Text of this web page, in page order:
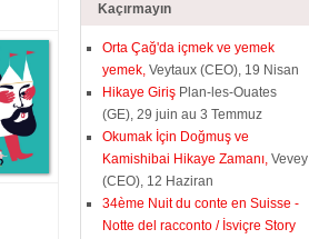
Kaçırmayın
Orta Çağ'da içmek ve yemek
yemek, Veytaux (CEO), 19 Nisan
Hikaye Giriş Plan-les-Ouates
(GE), 29 juin au 3 Temmuz
Okumak İçin Doğmuş ve
Kamishibai Hikaye Zamanı, Vevey
(CEO), 12 Haziran
34ème Nuit du conte en Suisse -
Notte del racconto / İsviçre Story